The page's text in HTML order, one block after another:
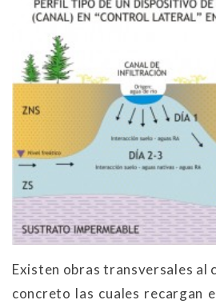
Existen obras transversales al
concreto las cuales recargan